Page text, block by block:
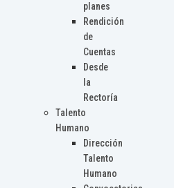
planes
Rendición
de
Cuentas
Desde
la
Rectoría
Talento
Humano
Dirección
Talento
Humano